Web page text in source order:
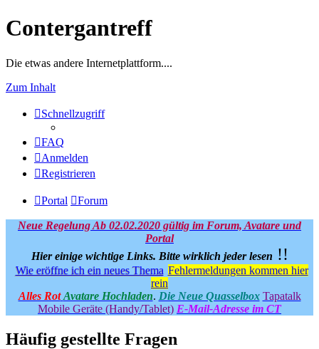
Contergantreff
Die etwas andere Internetplattform....
Zum Inhalt
Schnellzugriff
FAQ
Anmelden
Registrieren
Portal Forum
Neue Regelung Ab 02.02.2020 gültig im Forum, Avatare und
Portal
Hier einige wichtige Links. Bitte wirklich jeder lesen !!
Wie eröffne ich ein neues Thema Fehlermeldungen kommen hier
rein
Alles Rot Avatare Hochladen. Die Neue Quasselbox Tapatalk
Mobile Geräte (Handy/Tablet) E-Mail-Adresse im CT
Häufig gestellte Fragen